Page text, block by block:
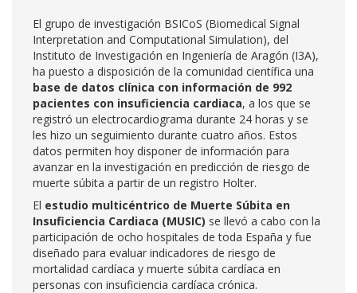
El grupo de investigación BSICoS (Biomedical Signal
Interpretation and Computational Simulation), del
Instituto de Investigación en Ingeniería de Aragón (I3A),
ha puesto a disposición de la comunidad científica una
base de datos clínica con información de 992
pacientes con insuficiencia cardiaca, a los que se
registró un electrocardiograma durante 24 horas y se
les hizo un seguimiento durante cuatro años. Estos
datos permiten hoy disponer de información para
avanzar en la investigación en predicción de riesgo de
muerte súbita a partir de un registro Holter.
El estudio multicéntrico de Muerte Súbita en
Insuficiencia Cardiaca (MUSIC) se llevó a cabo con la
participación de ocho hospitales de toda España y fue
diseñado para evaluar indicadores de riesgo de
mortalidad cardíaca y muerte súbita cardíaca en
personas con insuficiencia cardíaca crónica.